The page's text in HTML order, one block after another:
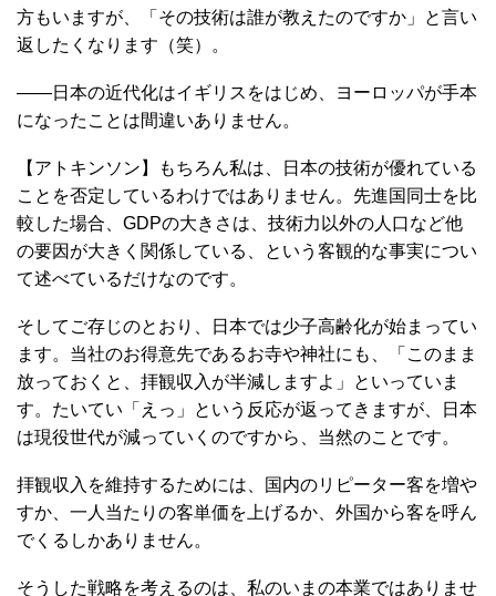
方もいますが、「その技術は誰が教えたのですか」と言い
返したくなります（笑）。
――日本の近代化はイギリスをはじめ、ヨーロッパが手本
になったことは間違いありません。
【アトキンソン】もちろん私は、日本の技術が優れている
ことを否定しているわけではありません。先進国同士を比
較した場合、GDPの大きさは、技術力以外の人口など他
の要因が大きく関係している、という客観的な事実につい
て述べているだけなのです。
そしてご存じのとおり、日本では少子高齢化が始まってい
ます。当社のお得意先であるお寺や神社にも、「このまま
放っておくと、拝観収入が半減しますよ」といっていま
す。たいてい「えっ」という反応が返ってきますが、日本
は現役世代が減っていくのですから、当然のことです。
拝観収入を維持するためには、国内のリピーター客を増や
すか、一人当たりの客単価を上げるか、外国から客を呼ん
でくるしかありません。
そうした戦略を考えるのは、私のいまの本業ではありませ